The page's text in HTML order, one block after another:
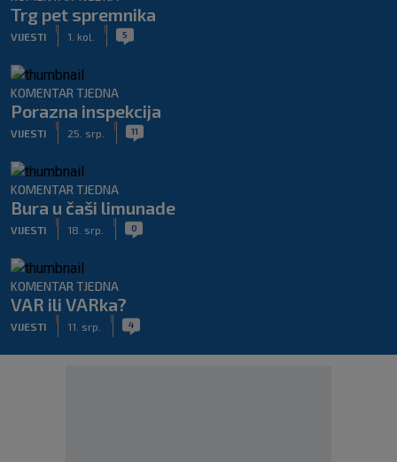
Trg pet spremnika
VIJESTI 1. kol. 5
KOMENTAR TJEDNA
Porazna inspekcija
VIJESTI 25. srp. 11
KOMENTAR TJEDNA
Bura u čaši limunade
VIJESTI 18. srp. 0
KOMENTAR TJEDNA
VAR ili VARka?
VIJESTI 11. srp. 4